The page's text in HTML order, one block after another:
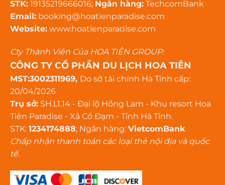
STK: 19135219666016; Ngân hàng: TechcomBank
Email: booking@hoatienparadise.com
Website: www.hoatienparadise.com
Cty Thành Viên Của HOA TIÊN GROUP:
CÔNG TY CỔ PHẦN DU LỊCH HOA TIÊN
MST:3002311969, Do sở tài chính Hà Tĩnh cấp:
20/04/2026
Trụ sở: SH.L1.14 - Đại lộ Hồng Lam - Khu resort Hoa
Tiên Paradise - Xã Cổ Đạm - Tỉnh Hà Tĩnh.
STK: 1234174888; Ngân hàng: VietcomBank
Chấp nhận thanh toán các loại thẻ nội địa và quốc
tế.